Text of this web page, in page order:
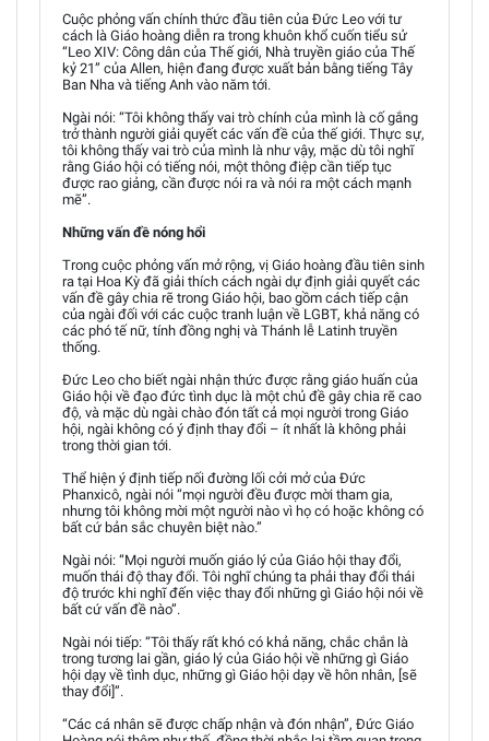
Cuộc phỏng vấn chính thức đầu tiên của Đức Leo với tư
cách là Giáo hoàng diễn ra trong khuôn khổ cuốn tiểu sử
“Leo XIV: Công dân của Thế giới, Nhà truyền giáo của Thế
kỷ 21” của Allen, hiện đang được xuất bản bằng tiếng Tây
Ban Nha và tiếng Anh vào năm tới.
Ngài nói: “Tôi không thấy vai trò chính của mình là cố gắng
trở thành người giải quyết các vấn đề của thế giới. Thực sự,
tôi không thấy vai trò của mình là như vậy, mặc dù tôi nghĩ
rằng Giáo hội có tiếng nói, một thông điệp cần tiếp tục
được rao giảng, cần được nói ra và nói ra một cách mạnh
mẽ”.
Những vấn đề nóng hổi
Trong cuộc phỏng vấn mở rộng, vị Giáo hoàng đầu tiên sinh
ra tại Hoa Kỳ đã giải thích cách ngài dự định giải quyết các
vấn đề gây chia rẽ trong Giáo hội, bao gồm cách tiếp cận
của ngài đối với các cuộc tranh luận về LGBT, khả năng có
các phó tế nữ, tính đồng nghị và Thánh lễ Latinh truyền
thống.
Đức Leo cho biết ngài nhận thức được rằng giáo huấn của
Giáo hội về đạo đức tình dục là một chủ đề gây chia rẽ cao
độ, và mặc dù ngài chào đón tất cả mọi người trong Giáo
hội, ngài không có ý định thay đổi – ít nhất là không phải
trong thời gian tới.
Thể hiện ý định tiếp nối đường lối cởi mở của Đức
Phanxicô, ngài nói “mọi người đều được mời tham gia,
nhưng tôi không mời một người nào vì họ có hoặc không có
bất cứ bản sắc chuyên biệt nào.”
Ngài nói: “Mọi người muốn giáo lý của Giáo hội thay đổi,
muốn thái độ thay đổi. Tôi nghĩ chúng ta phải thay đổi thái
độ trước khi nghĩ đến việc thay đổi những gì Giáo hội nói về
bất cứ vấn đề nào”.
Ngài nói tiếp: “Tôi thấy rất khó có khả năng, chắc chắn là
trong tương lai gần, giáo lý của Giáo hội về những gì Giáo
hội dạy về tình dục, những gì Giáo hội dạy về hôn nhân, [sẽ
thay đổi]”.
“Các cá nhân sẽ được chấp nhận và đón nhận”, Đức Giáo